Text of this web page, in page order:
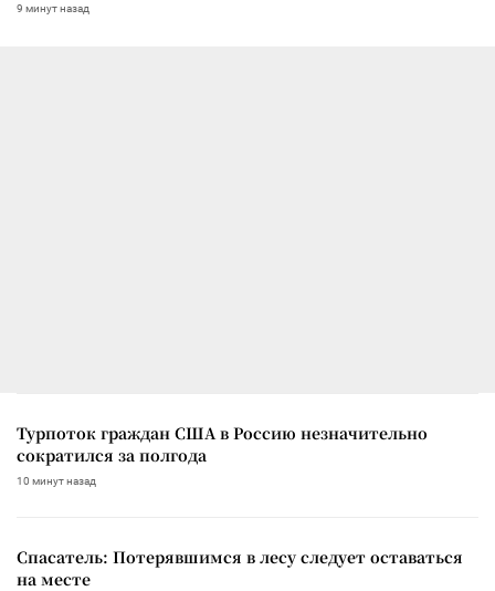
9 минут назад
Турпоток граждан США в Россию незначительно
сократился за полгода
10 минут назад
Спасатель: Потерявшимся в лесу следует оставаться
на месте